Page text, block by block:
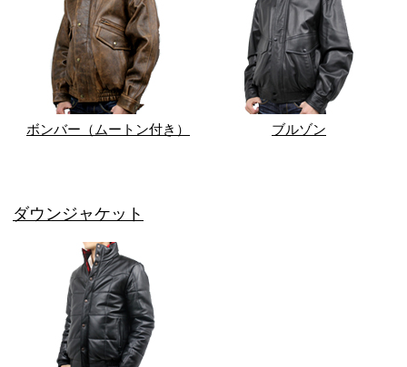
ボンバー（ムートン付き） ブルゾン
ダウンジャケット